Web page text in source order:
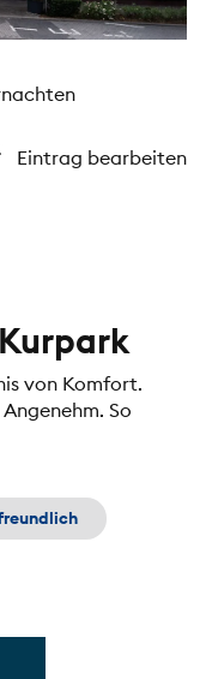
Eintrag bearbeiten
von Komfort.
So